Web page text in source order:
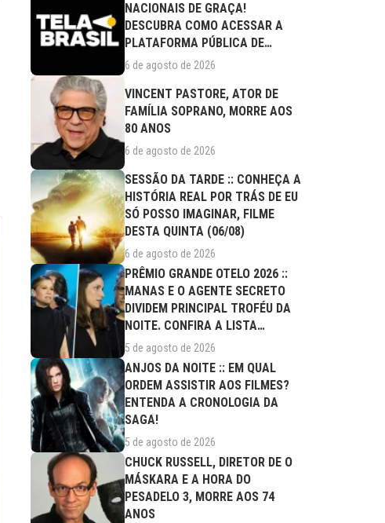
NACIONAIS DE GRAÇA!
DESCUBRA COMO ACESSAR A
PLATAFORMA PÚBLICA DE
STREAMING
6 de agosto de 2026
VINCENT PASTORE, ATOR DE
FAMÍLIA SOPRANO, MORRE AOS
80 ANOS
6 de agosto de 2026
SESSÃO DA TARDE :: CONHEÇA A
HISTÓRIA REAL POR TRÁS DE EU
SÓ POSSO IMAGINAR, FILME
DESTA QUINTA (06/08)
6 de agosto de 2026
PRÊMIO GRANDE OTELO 2026 ::
MANAS E O AGENTE SECRETO
DIVIDEM PRINCIPAL TROFÉU DA
NOITE. CONFIRA A LISTA
COMPLETA DE...
5 de agosto de 2026
ANJOS DA NOITE :: EM QUAL
ORDEM ASSISTIR AOS FILMES?
ENTENDA A CRONOLOGIA DA
SAGA!
5 de agosto de 2026
CHUCK RUSSELL, DIRETOR DE O
MÁSKARA E A HORA DO
PESADELO 3, MORRE AOS 74
ANOS